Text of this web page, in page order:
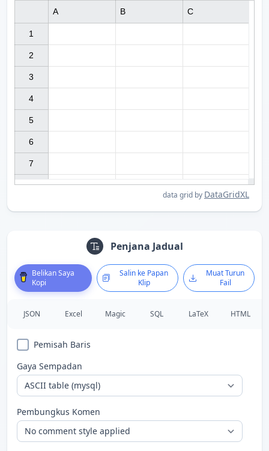
1
2
3
4
5
6
7
A B C
data grid by DataGridXL
Penjana Jadual
Belikan Saya
Kopi
Salin ke Papan
Klip
Muat Turun
Fail
JSON Excel Magic SQL LaTeX HTML
Pemisah Baris
Gaya Sempadan
Pembungkus Komen